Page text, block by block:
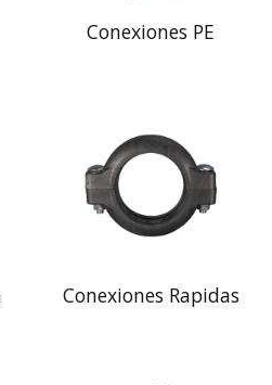
Conexiones PE
Conexiones Rapidas